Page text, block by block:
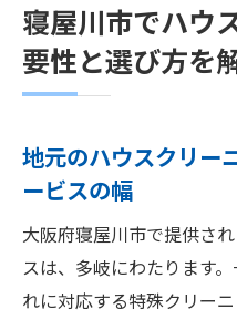
ランの選択
環境に優しいハ
利用者の声から
プロの視点から
必要性
忙しい生活を支える
知識
ハウスクリーニ
寝屋川市でハウ
要性と選び方を
地元のハウスクリー
ービスの幅
大阪府寝屋川市で提供さ
スは、多岐にわたります
れに対応する特殊クリー